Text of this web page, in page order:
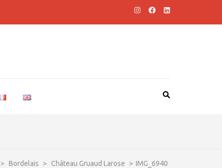
> Bordelais > Château Gruaud Larose > IMG_6940